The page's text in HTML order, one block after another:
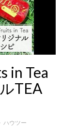
in Tea
TEA
ハウツー